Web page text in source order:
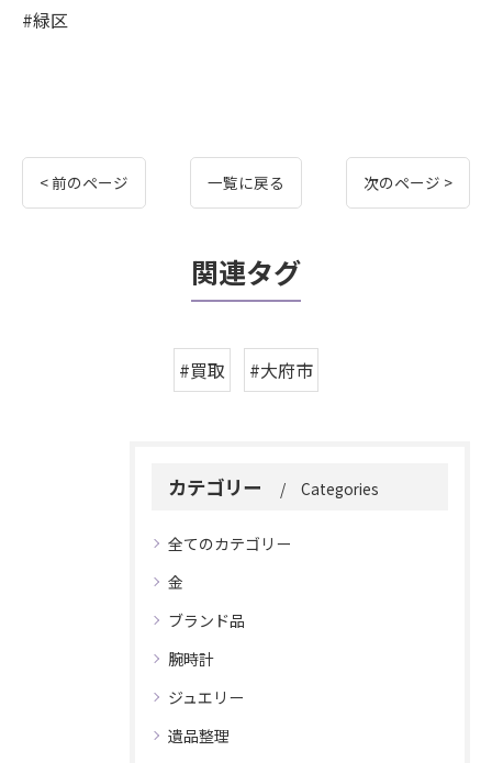
#緑区
< 前のページ 一覧に戻る 次のページ >
関連タグ
#買取 #大府市
カテゴリー Categories
全てのカテゴリー
金
ブランド品
腕時計
ジュエリー
遺品整理